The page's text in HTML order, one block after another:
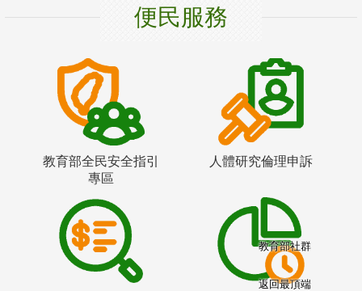
便民服務
教育部全民安全指引
專區
人體研究倫理申訴
教育部社群
返回最頂端